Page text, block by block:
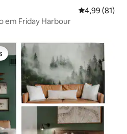
4,99 de uma
4,99 (81)
em Friday Harbour
dos hóspedes